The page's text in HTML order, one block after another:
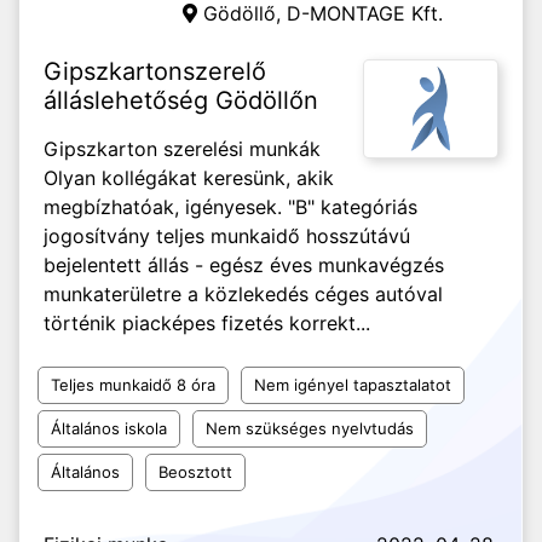
Gödöllő, D-MONTAGE Kft.
Gipszkartonszerelő
álláslehetőség Gödöllőn
Gipszkarton szerelési munkák
Olyan kollégákat keresünk, akik
megbízhatóak, igényesek. "B" kategóriás
jogosítvány teljes munkaidő hosszútávú
bejelentett állás - egész éves munkavégzés
munkaterületre a közlekedés céges autóval
történik piacképes fizetés korrekt...
Teljes munkaidő 8 óra Nem igényel tapasztalatot
Általános iskola Nem szükséges nyelvtudás
Általános Beosztott